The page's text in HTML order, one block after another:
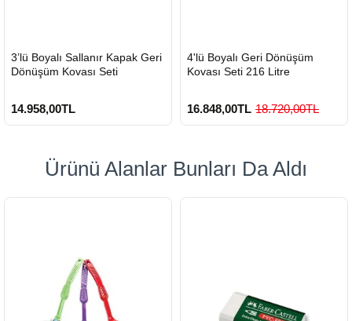
HIZLI
GÖNDERİ
3’lü Boyalı Sallanır Kapak Geri
Dönüşüm Kovası Seti
14.958,00TL
HIZLI
GÖNDERİ
4'lü Boyalı Geri Dönüşüm
Kovası Seti 216 Litre
16.848,00TL 18.720,00TL
Ürünü Alanlar Bunları Da Aldı